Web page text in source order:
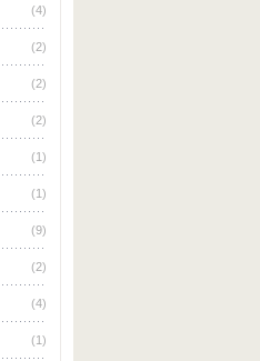
(4)
(2)
(2)
(2)
(1)
(1)
(9)
(2)
(4)
(1)